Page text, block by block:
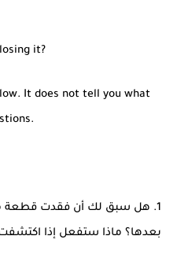
it?
It does not tell you what
1. هل سبق لك أن فقدت قطعة من
بعدها؟ ماذا ستفعل إذا